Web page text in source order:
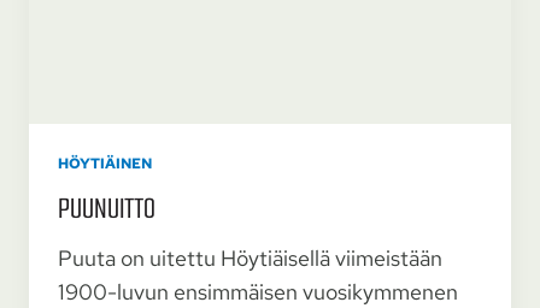
HÖYTIÄINEN
PUUNUITTO
Puuta on uitettu Höytiäisellä viimeistään
1900-luvun ensimmäisen vuosikymmenen